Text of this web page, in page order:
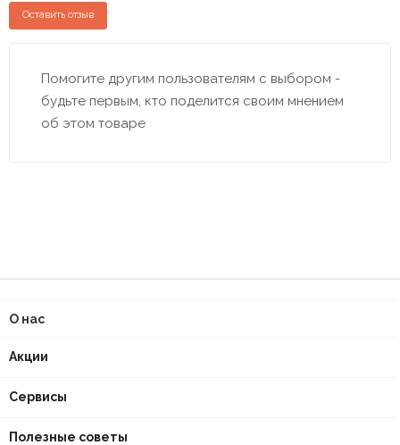
Оставить отзыв
Помогите другим пользователям с выбором -
будьте первым, кто поделится своим мнением
об этом товаре
О нас
Акции
Сервисы
Полезные советы